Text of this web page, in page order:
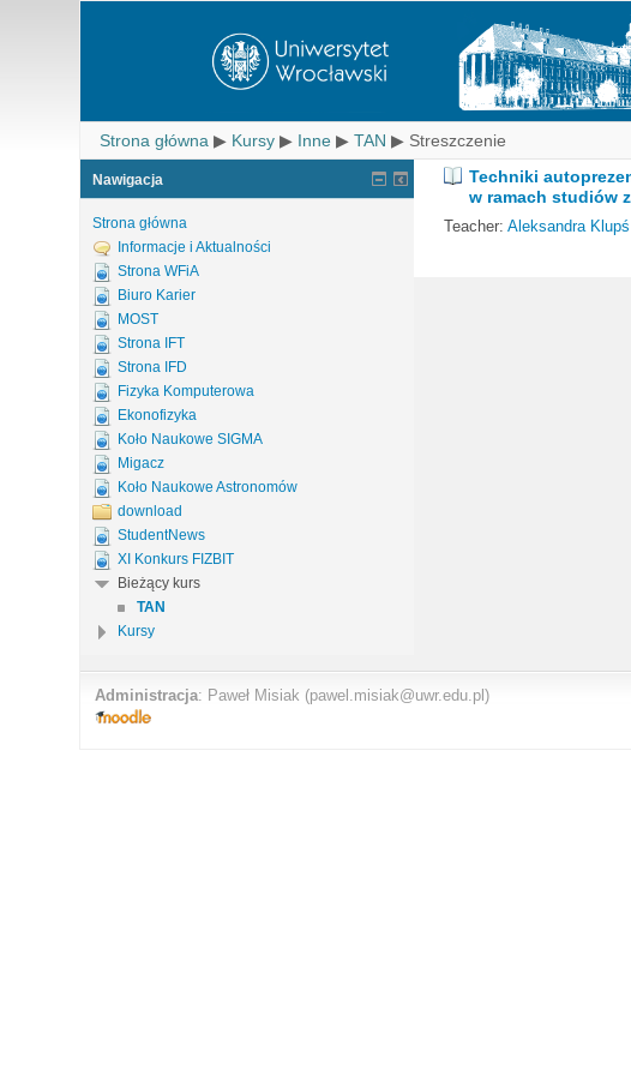
Strona główna ▶ Kursy ▶ Inne ▶ TAN ▶ Streszczenie
Techniki
w ramach studiów
Teacher:Aleksandra Klupś
Nawigacja
Strona główna
Informacje i Aktualności
Strona WFiA
Biuro Karier
MOST
Strona IFT
Strona IFD
Fizyka Komputerowa
Ekonofizyka
Koło Naukowe SIGMA
Migacz
Koło Naukowe Astronomów
download
StudentNews
XI Konkurs FIZBIT
Bieżący kurs
TAN
Kursy
Administracja: Paweł Misiak (pawel.misiak@uwr.edu.pl)